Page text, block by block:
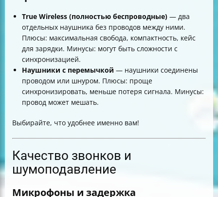
True Wireless (полностью беспроводные) — два
отдельных наушника без проводов между ними.
Плюсы: максимальная свобода, компактность, кейс
для зарядки. Минусы: могут быть сложности с
синхронизацией.
Наушники с перемычкой — наушники соединены
проводом или шнуром. Плюсы: проще
синхронизировать, меньше потеря сигнала. Минусы:
провод может мешать.
Выбирайте, что удобнее именно вам!
Качество звонков и
шумоподавление
Микрофоны и задержка